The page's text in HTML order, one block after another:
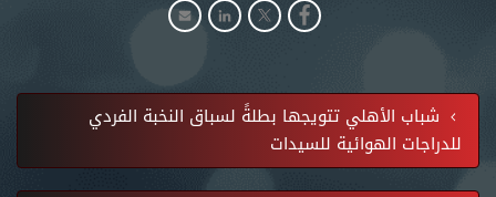
شباب الأهلي تتويجها بطلةً لسباق النخبة الفردي
للدراجات الهوائية للسيدات